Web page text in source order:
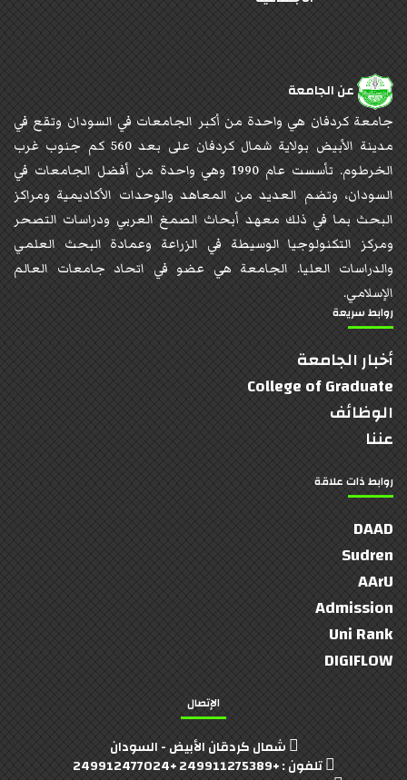
عن الجامعة
جامعة كردفان هي واحدة من أكبر الجامعات في السودان وتقع في
مدينة الأبيض بولاية شمال كردفان على بعد 560 كم جنوب غرب
الخرطوم. تأسست عام 1990 وهي واحدة من أفضل الجامعات في
السودان، وتضم العديد من المعاهد والوحدات الأكاديمية ومراكز
البحث بما في ذلك معهد أبحاث الصمغ العربي ودراسات التصحر
ومركز التكنولوجيا الوسيطة في الزراعة وعمادة البحث العلمي
والدراسات العليا. الجامعة هي عضو في اتحاد جامعات العالم
الإسلامي.
روابط سريعة
أخبار الجامعة
College of Graduate
الوظائف
عننا
روابط ذات علاقة
DAAD
Sudren
AArU
Admission
Uni Rank
DIGIFLOW
الإتصال
شمال كردقان الأبيض - السودان
تلفون : +249911275389 +249912477024